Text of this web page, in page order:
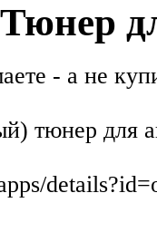
- а не
тюнер для